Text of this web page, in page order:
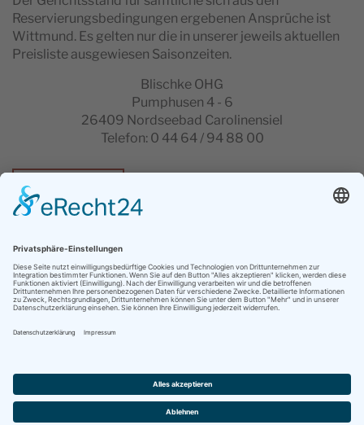
Reservierungsbedingungen ergebenen Ansprüche ist
Wittmund. Es gelten nur die in unserer jeweils aktuellen
Preisliste ausgewiesen Saisonzeiten.
Blischke OHG
Pumphusen 4 - 6
26409 Nordseebad Carolinensiel
Telefon: 0 44 64 / 94 88 00
Download AGB
Mühlenblick 6 | 26409 Carolinensiel
04464 94900
E-MAIL
hotel@blischkes.de